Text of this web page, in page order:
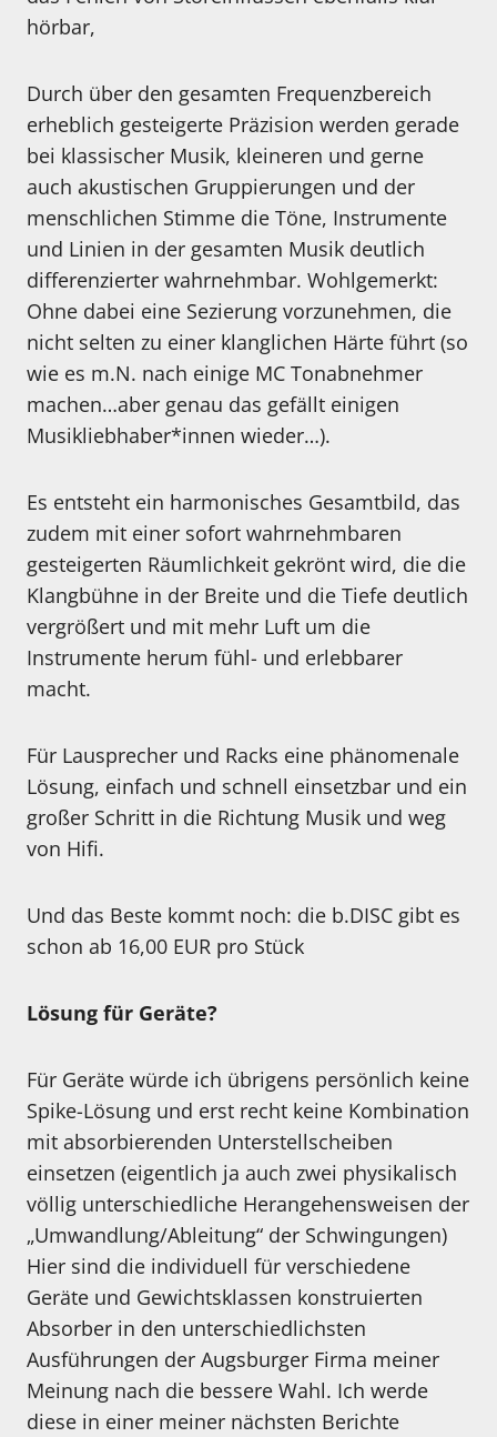
hörbar,
Durch über den gesamten Frequenzbereich
erheblich gesteigerte Präzision werden gerade
bei klassischer Musik, kleineren und gerne
auch akustischen Gruppierungen und der
menschlichen Stimme die Töne, Instrumente
und Linien in der gesamten Musik deutlich
differenzierter wahrnehmbar. Wohlgemerkt:
Ohne dabei eine Sezierung vorzunehmen, die
nicht selten zu einer klanglichen Härte führt (so
wie es m.N. nach einige MC Tonabnehmer
machen…aber genau das gefällt einigen
Musikliebhaber*innen wieder…).
Es entsteht ein harmonisches Gesamtbild, das
zudem mit einer sofort wahrnehmbaren
gesteigerten Räumlichkeit gekrönt wird, die die
Klangbühne in der Breite und die Tiefe deutlich
vergrößert und mit mehr Luft um die
Instrumente herum fühl- und erlebbarer
macht.
Für Lausprecher und Racks eine phänomenale
Lösung, einfach und schnell einsetzbar und ein
großer Schritt in die Richtung Musik und weg
von Hifi.
Und das Beste kommt noch: die b.DISC gibt es
schon ab 16,00 EUR pro Stück
Lösung für Geräte?
Für Geräte würde ich übrigens persönlich keine
Spike-Lösung und erst recht keine Kombination
mit absorbierenden Unterstellscheiben
einsetzen (eigentlich ja auch zwei physikalisch
völlig unterschiedliche Herangehensweisen der
„Umwandlung/Ableitung“ der Schwingungen)
Hier sind die individuell für verschiedene
Geräte und Gewichtsklassen konstruierten
Absorber in den unterschiedlichsten
Ausführungen der Augsburger Firma meiner
Meinung nach die bessere Wahl. Ich werde
diese in einer meiner nächsten Berichte